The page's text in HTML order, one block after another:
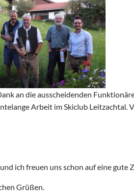
an die ausscheidenden
Arbeit im Skiclub Leitzachtal.
ich freuen uns schon auf eine
Grüßen.